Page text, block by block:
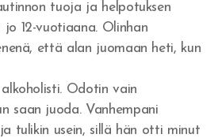
tuoja ja helpotuksen
jo 12-vuotiaana. Olinhan
että alan juomaan heti, kun
Odotin vain
saan juoda. Vanhempani
tulikin usein, sillä hän otti minut